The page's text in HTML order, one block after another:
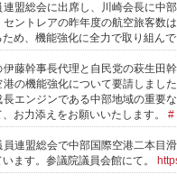
盟総会に出席し、川崎会長に中
ントレアの昨年度の航空旅客数
め、機能強化に全力で取り組んで
藤幹事長代理と自民党の萩生田
の機能強化について要請しまし
エンジンである中部地域の重要
お力添えをお願いいたします。 #
連盟総会で中部国際空港二本目
ます。参議院議員会館にて。